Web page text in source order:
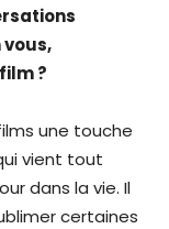
?
une touche
vient tout
dans la vie. Il
certaines